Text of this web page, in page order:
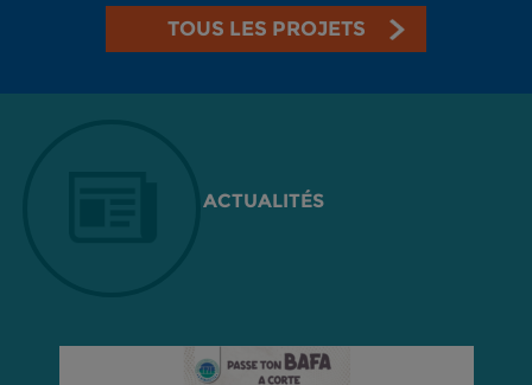
TOUS LES PROJETS
ACTUALITÉS